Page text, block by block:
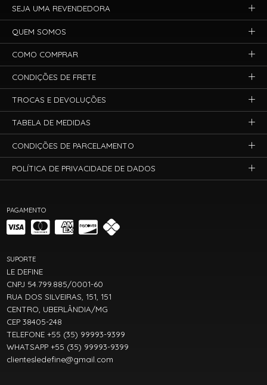
PAGAMENTO
SUPORTE
LE DEFINE
CNPJ 54.799.885/0001-60
RUA DOS SILVEIRAS, 151, 151
CENTRO, UBERLÂNDIA/MG
CEP 38405-248
TELEFONE +55 (35) 99993-9399
WHATSAPP +55 (35) 99993-9399
clientesledefine@gmail.com
SEJA UMA REVENDEDORA
QUEM SOMOS
COMO COMPRAR
CONDIÇÕES DE FRETE
TROCAS E DEVOLUÇÕES
TABELA DE MEDIDAS
CONDIÇÕES DE PARCELAMENTO
POLÍTICA DE PRIVACIDADE DE DADOS